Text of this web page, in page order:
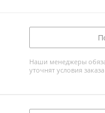
Наши менеджеры
уточнят условия заказа